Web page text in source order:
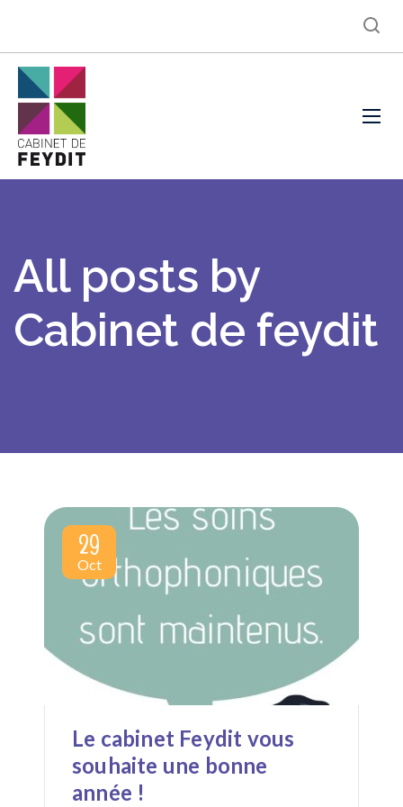
All posts by
Cabinet de feydit
29
Oct
Le cabinet Feydit vous
souhaite une bonne
année !